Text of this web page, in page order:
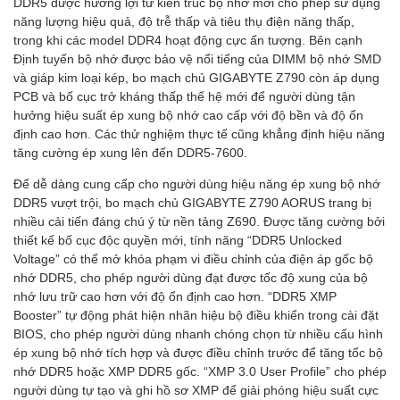
năng lượng hiệu quả, độ trễ thấp và tiêu thụ điện năng thấp,
trong khi các model DDR4 hoạt động cực ấn tượng. Bên cạnh
Định tuyến bộ nhớ được bảo vệ nổi tiếng của DIMM bộ nhớ SMD
và giáp kim loại kép, bo mạch chủ GIGABYTE Z790 còn áp dụng
PCB và bố cục trở kháng thấp thế hệ mới để người dùng tận
hưởng hiệu suất ép xung bộ nhớ cao cấp với độ bền và độ ổn
định cao hơn. Các thử nghiệm thực tế cũng khẳng định hiệu năng
tăng cường ép xung lên đến DDR5-7600.
Để dễ dàng cung cấp cho người dùng hiệu năng ép xung bộ nhớ
DDR5 vượt trội, bo mạch chủ GIGABYTE Z790 AORUS trang bị
nhiều cải tiến đáng chú ý từ nền tảng Z690. Được tăng cường bởi
thiết kế bố cục độc quyền mới, tính năng “DDR5 Unlocked
Voltage” có thể mở khóa phạm vi điều chỉnh của điện áp gốc bộ
nhớ DDR5, cho phép người dùng đạt được tốc độ xung của bộ
nhớ lưu trữ cao hơn với độ ổn định cao hơn. “DDR5 XMP
Booster” tự động phát hiện nhãn hiệu bộ điều khiển trong cài đặt
BIOS, cho phép người dùng nhanh chóng chọn từ nhiều cấu hình
ép xung bộ nhớ tích hợp và được điều chỉnh trước để tăng tốc bộ
nhớ DDR5 hoặc XMP DDR5 gốc. “XMP 3.0 User Profile” cho phép
người dùng tự tạo và ghi hồ sơ XMP để giải phóng hiệu suất cực